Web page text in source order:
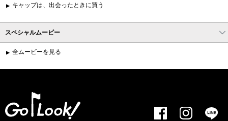
キャップは、出会ったときに買う
スペシャルムービー
全ムービーを見る